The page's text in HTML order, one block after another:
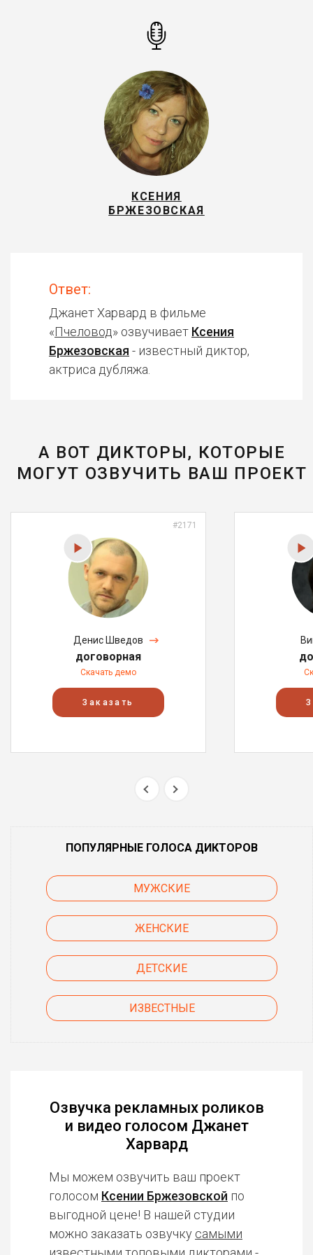
КСЕНИЯ
БРЖЕЗОВСКАЯ
Ответ:
Джанет Харвард в фильме
«Пчеловод» озвучивает Ксения
Бржезовская - известный диктор,
актриса дубляжа.
А ВОТ ДИКТОРЫ, КОТОРЫЕ
МОГУТ ОЗВУЧИТЬ ВАШ ПРОЕКТ
#2171
Денис Шведов
договорная
Скачать демо
Заказать
ПОПУЛЯРНЫЕ ГОЛОСА ДИКТОРОВ
МУЖСКИЕ
ЖЕНСКИЕ
ДЕТСКИЕ
ИЗВЕСТНЫЕ
Озвучка рекламных роликов
и видео голосом Джанет
Харвард
Мы можем озвучить ваш проект
голосом Ксении Бржезовской по
выгодной цене! В нашей студии
можно заказать озвучку самыми